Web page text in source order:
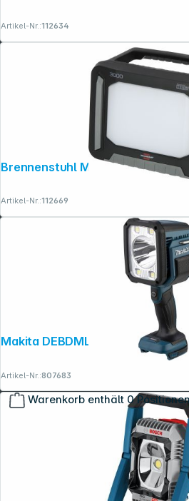
Warenkorb enthält 0
Artikel-Nr.:112634
Artikel-Nr.:112669
Makita DEBDML812
Artikel-Nr.:807683